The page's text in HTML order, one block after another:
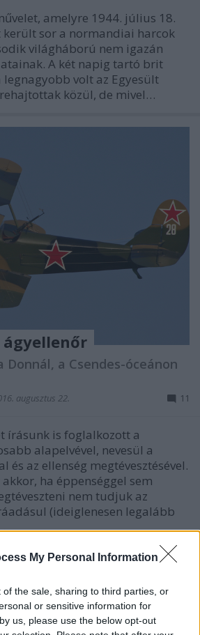
My Personal Information
of the sale, sharing to third parties, or
or sensitive information for
us, please use the below opt-out
amelyre 1944. július 18.
került sor a normandiai harcok
világháború nem igazán
A két napig tartó brit
legnagyobb volt az Egyesült
közül, de mivel…
ágyellenőr
Donnál, a Csendes-óceánon
augusztus 22. 11
írásunk is foglalkozott a
alapelvével, nevesül a
és az ellenség megtévesztésével.
ha éppenséggel sem
nem tudjuk az
(ideiglenesen legalább